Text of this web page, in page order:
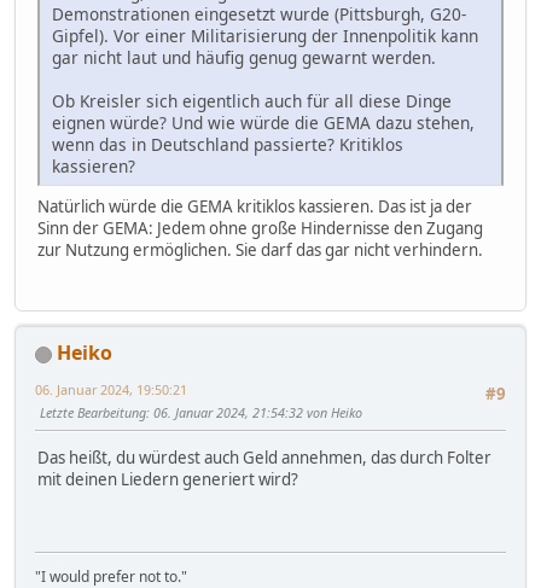
Demonstrationen eingesetzt wurde (Pittsburgh, G20-
Gipfel). Vor einer Militarisierung der Innenpolitik kann
gar nicht laut und häufig genug gewarnt werden.
Ob Kreisler sich eigentlich auch für all diese Dinge
eignen würde? Und wie würde die GEMA dazu stehen,
wenn das in Deutschland passierte? Kritiklos
kassieren?
Natürlich würde die GEMA kritiklos kassieren. Das ist ja der
Sinn der GEMA: Jedem ohne große Hindernisse den Zugang
zur Nutzung ermöglichen. Sie darf das gar nicht verhindern.
Heiko
#9
06. Januar 2024, 19:50:21
Letzte Bearbeitung: 06. Januar 2024, 21:54:32 von Heiko
Das heißt, du würdest auch Geld annehmen, das durch Folter
mit deinen Liedern generiert wird?
"I would prefer not to."